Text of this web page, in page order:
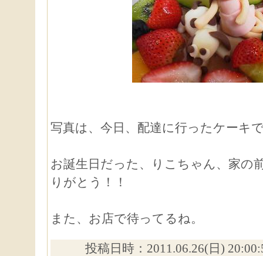
写真は、今日、配達に行ったケーキ
お誕生日だった、りこちゃん、家の
りがとう！！
また、お店で待ってるね。
投稿日時：2011.06.26(日)